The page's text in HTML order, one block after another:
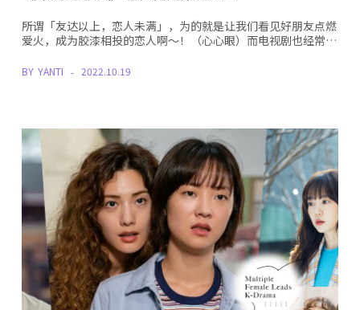
所谓「友达以上，恋人未满」，为的就是让我们看见好朋友点燃
爱火，成为胶漆相投的恋人啊～！（心心眼）而电视剧也经常…
BY YANTI 2022.10.19